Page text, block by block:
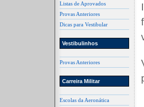
Listas de Aprovados
Provas Anteriores
Dicas para Vestibular
Vestibulinhos
Provas Anteriores
Carreira Militar
Escolas da Aeronática